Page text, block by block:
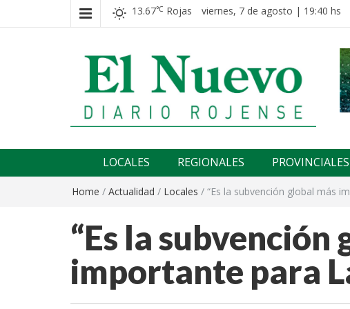
13.67℃ Rojas viernes, 7 de agosto | 19:40 hs
El nuevo rojense
LOCALES REGIONALES PROVINCIALES
Home / Actualidad / Locales / “Es la subvención global más
“Es la subvención
importante para